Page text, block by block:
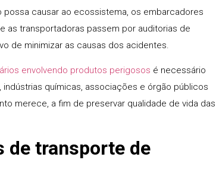
causar ao ecossistema, os embarcadores
as transportadoras passem por auditorias de
de minimizar as causas dos acidentes.
envolvendo produtos perigosos é necessário
químicas, associações e órgão públicos
merece, a fim de preservar qualidade de vida das
de transporte de